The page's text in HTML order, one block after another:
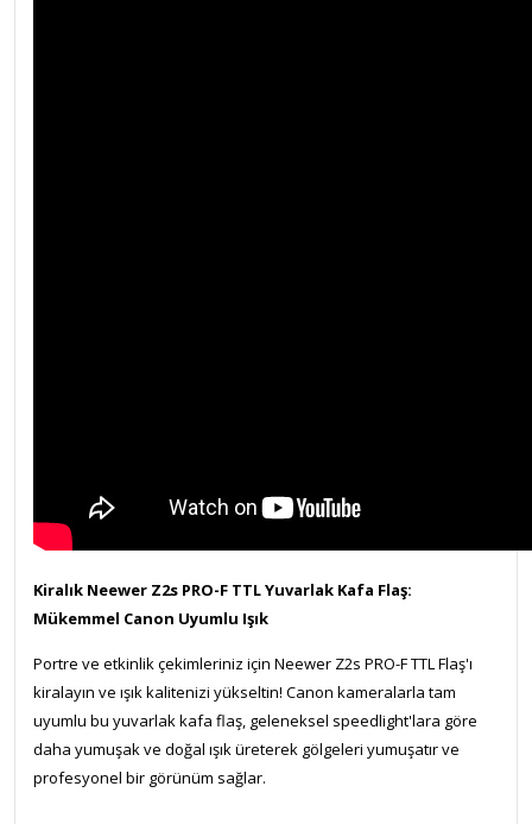
Kiralık Neewer Z2s PRO-F TTL Yuvarlak Kafa Flaş:
Mükemmel Canon Uyumlu Işık
Portre ve etkinlik çekimleriniz için Neewer Z2s PRO-F TTL Flaş'ı
kiralayın ve ışık kalitenizi yükseltin! Canon kameralarla tam
uyumlu bu yuvarlak kafa flaş, geleneksel speedlight'lara göre
daha yumuşak ve doğal ışık üreterek gölgeleri yumuşatır ve
profesyonel bir görünüm sağlar.